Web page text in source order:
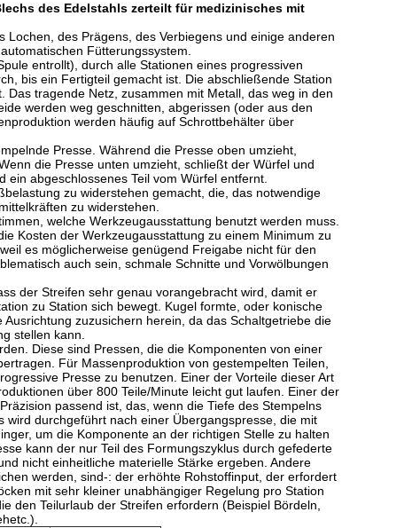
des Edelstahls zerteilt für medizinisches mit
Lochen, des Prägens, des Verbiegens und einige anderen
Fütterungssystem.
entrollt), durch alle Stationen eines progressiven
bis ein Fertigteil gemacht ist. Die abschließende Station
tragende Netz, zusammen mit Metall, das weg in den
werden weg geschnitten, abgerissen (oder aus den
werden häufig auf Schrottbehälter über
Presse. Während die Presse oben umzieht,
die Presse unten umzieht, schließt der Würfel und
abgeschlossenes Teil vom Würfel entfernt.
zu widerstehen gemacht, die, das notwendige
zu widerstehen.
welche Werkzeugausstattung benutzt werden muss.
Kosten der Werkzeugausstattung zu einem Minimum zu
es möglicherweise genügend Freigabe nicht für den
auch sein, schmale Schnitte und Vorwölbungen
der Streifen sehr genau vorangebracht wird, damit er
zu Station sich bewegt. Kugel formte, oder konische
zuzusichern herein, da das Schaltgetriebe die
stellen kann.
Diese sind Pressen, die die Komponenten von einer
Für Massenproduktion von gestempelten Teilen,
Presse zu benutzen. Einer der Vorteile dieser Art
über 800 Teile/Minute leicht gut laufen. Einer der
passend ist, das, wenn die Tiefe des Stempelns
durchgeführt nach einer Übergangspresse, die mit
um die Komponente an der richtigen Stelle zu halten
kann der nur Teil des Formungszyklus durch gefederte
nicht einheitliche materielle Stärke ergeben. Andere
werden, sind-: der erhöhte Rohstoffinput, der erfordert
mit sehr kleiner unabhängiger Regelung pro Station
den Teilurlaub der Streifen erfordern (Beispiel Bördeln,